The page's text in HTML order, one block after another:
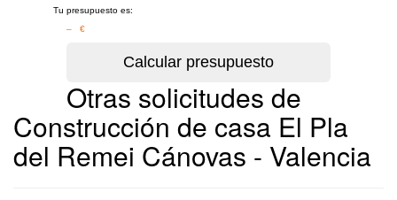
Tu presupuesto es:
– €
Otras solicitudes de
Construcción de casa El Pla
del Remei Cánovas - Valencia